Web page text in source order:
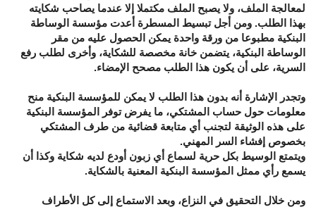
لمعالجة الملف، ولا يصبح الملف مكتملا إلا عندما يصاحب شكايته
بهذا الطلب. ومن أجل تبسيط المسطرة أعدت مؤسسة الوساطة
البنكية مطبوعا من ورقة واحدة يمكن الحصول عليه من مقر
الوساطة البنكية، يتضمن خانة مخصصة للشكاية، وأخرى لطلب رفع
السرية، على أن يكون هذا الطلب مصحح الإمضاء.
وتجدر الإشارة أنه بدون هذا الطلب لا يمكن للمؤسسة البنكية منح
معلومات حول حساب المشتكي، ما يفرض توفر المؤسسة البنكية
على هذه الوثيقة لتجنب أي متابعة قضائية من طرف المشتكي
بخصوص إفشاء السر المهني.
ويتمتع الوسيط بكل حرية لسماع أي زبون أودع لديه شكاية وكذا أن
يسمع رأي ممثل المؤسسة البنكية المعنية بالشكاية.
ومن خلال التحقيق في النزاع، وبعد الاستماع إلى كل الأطراف